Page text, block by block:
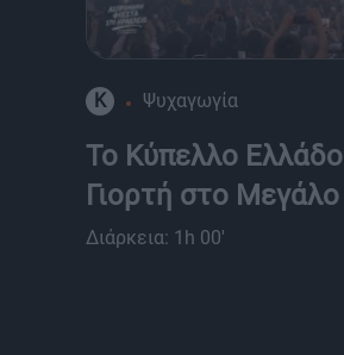
K Ψυχαγωγία
Το Κύπελλο
Γιορτή στο
Διάρκεια: 1h 00'